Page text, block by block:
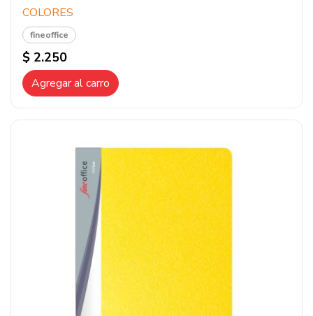
COLORES
fineoffice
$ 2.250
Agregar al carro